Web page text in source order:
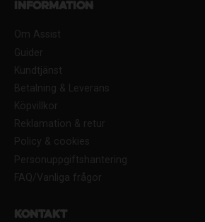
Information
Om Assist
Guider
Kundtjänst
Betalning & Leverans
Köpvillkor
Reklamation & retur
Policy & cookies
Personuppgiftshantering
FAQ/Vanliga frågor
Kontakt